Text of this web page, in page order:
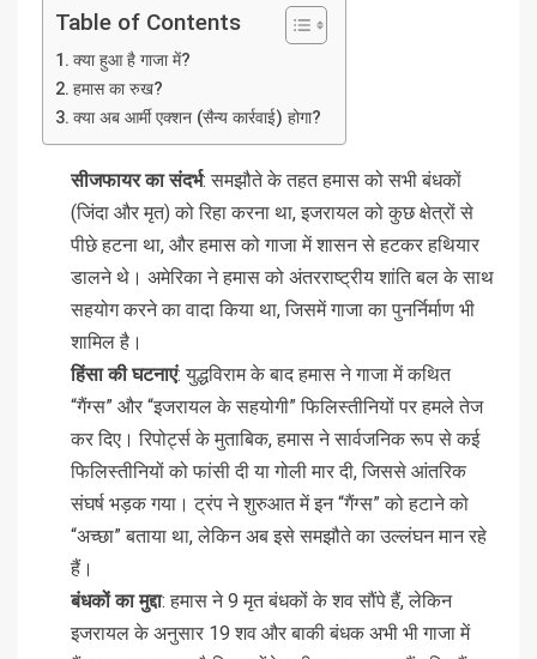
Table of Contents
क्या हुआ है गाजा में?
हमास का रुख?
क्या अब आर्मी एक्शन (सैन्य कार्रवाई) होगा?
सीजफायर का संदर्भ: समझौते के तहत हमास को सभी बंधकों
(जिंदा और मृत) को रिहा करना था, इजरायल को कुछ क्षेत्रों से
पीछे हटना था, और हमास को गाजा में शासन से हटकर हथियार
डालने थे। अमेरिका ने हमास को अंतरराष्ट्रीय शांति बल के साथ
सहयोग करने का वादा किया था, जिसमें गाजा का पुनर्निर्माण भी
शामिल है।
हिंसा की घटनाएं: युद्धविराम के बाद हमास ने गाजा में कथित
“गैंग्स” और “इजरायल के सहयोगी” फिलिस्तीनियों पर हमले तेज
कर दिए। रिपोर्ट्स के मुताबिक, हमास ने सार्वजनिक रूप से कई
फिलिस्तीनियों को फांसी दी या गोली मार दी, जिससे आंतरिक
संघर्ष भड़क गया। ट्रंप ने शुरुआत में इन “गैंग्स” को हटाने को
“अच्छा” बताया था, लेकिन अब इसे समझौते का उल्लंघन मान रहे
हैं।
बंधकों का मुद्दा: हमास ने 9 मृत बंधकों के शव सौंपे हैं, लेकिन
इजरायल के अनुसार 19 शव और बाकी बंधक अभी भी गाजा में